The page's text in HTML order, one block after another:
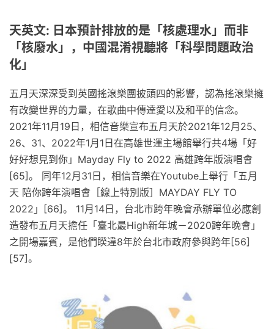
天英文: 日本預計排放的是「核處理水」而非
「核廢水」，中國混淆視聽將「科學問題政治
化」
五月天深深受到英國搖滾樂團披頭四的影響，認為搖滾樂擁
有改變世界的力量，在歌曲中傳達愛以及和平的信念。
2021年11月19日，相信音樂宣布五月天於2021年12月25、
26、31、2022年1月1日在高雄世運主場館舉行共4場「好
好好想見到你」Mayday Fly to 2022 高雄跨年版演唱會
[65]。 同年12月31日，相信音樂在Youtube上舉行「五月
天 陪你跨年演唱會［線上特別版］MAYDAY FLY TO
2022」[66]。 11月14日，台北市跨年晚會承辦單位必應創
造發布五月天擔任「臺北最High新年城－2020跨年晚會」
之開場嘉賓，是他們睽違8年於台北市政府參與跨年[56]
[57]。